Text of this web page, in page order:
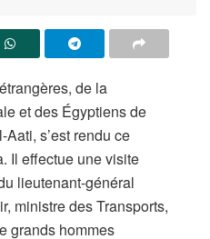
de la
et des Égyptiens de
Aati, s’est rendu ce
Il effectue une visite
lieutenant-général
ministre des Transports,
grands hommes